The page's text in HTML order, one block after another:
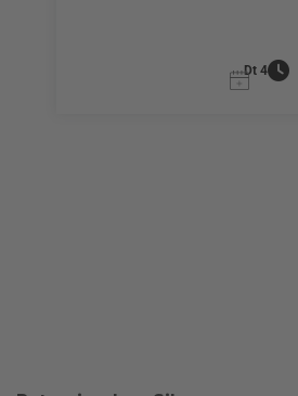
Dt 4